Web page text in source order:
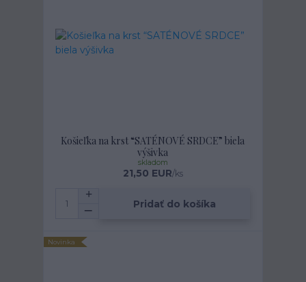
Košieľka na krst “SATÉNOVÉ SRDCE” biela
výšivka
21,50 EUR/ks
skladom
Pridať do košíka
Novinka